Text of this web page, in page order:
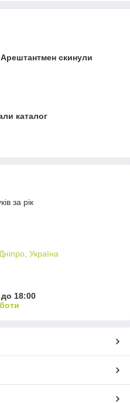
скинули
каталог
за рік
Україна
18:00